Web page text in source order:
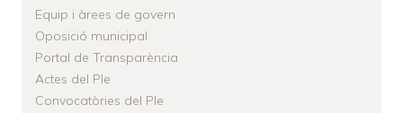
Equip i àrees de govern
Oposició municipal
Portal de Transparència
Actes del Ple
Convocatòries del Ple